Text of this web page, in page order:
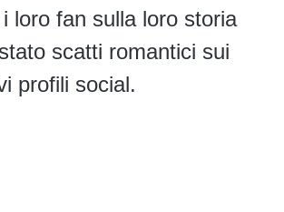
loro fan sulla loro storia
scatti romantici sui
profili social.